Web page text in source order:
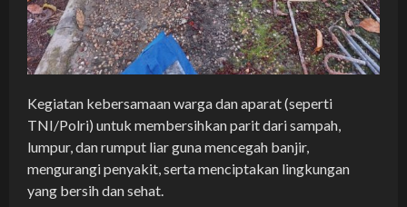
Kegiatan kebersamaan warga dan aparat (seperti
TNI/Polri) untuk membersihkan parit dari sampah,
lumpur, dan rumput liar guna mencegah banjir,
mengurangi penyakit, serta menciptakan lingkungan
yang bersih dan sehat.